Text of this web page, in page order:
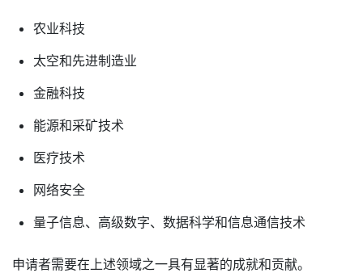
农业科技
太空和先进制造业
金融科技
能源和采矿技术
医疗技术
网络安全
量子信息、高级数字、数据科学和信息通信技术
申请者需要在上述领域之一具有显著的成就和贡献。